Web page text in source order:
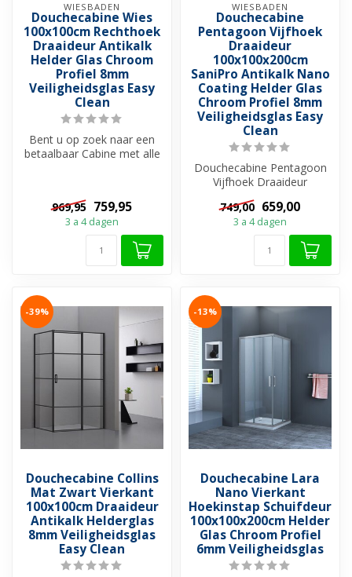
WIESBADEN
Douchecabine Wies
100x100cm Rechthoek
Draaideur Antikalk
Helder Glas Chroom
Profiel 8mm
Veiligheidsglas Easy
Clean
Bent u op zoek naar een
betaalbaar Cabine met alle
969,95 759,95
3 a 4 dagen
WIESBADEN
Douchecabine
Pentagoon Vijfhoek
Draaideur
100x100x200cm
SaniPro Antikalk Nano
Coating Helder Glas
Chroom Profiel 8mm
Veiligheidsglas Easy
Clean
Douchecabine Pentagoon
Vijfhoek Draaideur
100x100x200cm is een
uitstekend geschi...
749,00 659,00
3 a 4 dagen
-39%
Douchecabine Collins
Mat Zwart Vierkant
100x100cm Draaideur
Antikalk Helderglas
8mm Veiligheidsglas
Easy Clean
-13%
Douchecabine Lara
Nano Vierkant
Hoekinstap Schuifdeur
100x100x200cm Helder
Glas Chroom Profiel
6mm Veiligheidsglas